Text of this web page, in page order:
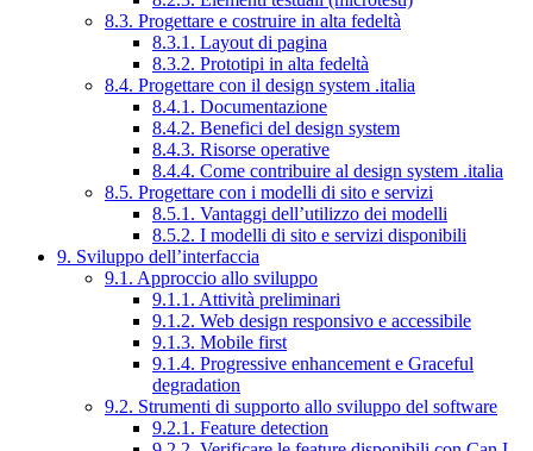
8.3. Progettare e costruire in alta fedeltà
8.3.1. Layout di pagina
8.3.2. Prototipi in alta fedeltà
8.4. Progettare con il design system .italia
8.4.1. Documentazione
8.4.2. Benefici del design system
8.4.3. Risorse operative
8.4.4. Come contribuire al design system .italia
8.5. Progettare con i modelli di sito e servizi
8.5.1. Vantaggi dell’utilizzo dei modelli
8.5.2. I modelli di sito e servizi disponibili
9. Sviluppo dell’interfaccia
9.1. Approccio allo sviluppo
9.1.1. Attività preliminari
9.1.2. Web design responsivo e accessibile
9.1.3. Mobile first
9.1.4. Progressive enhancement e Graceful
degradation
9.2. Strumenti di supporto allo sviluppo del software
9.2.1. Feature detection